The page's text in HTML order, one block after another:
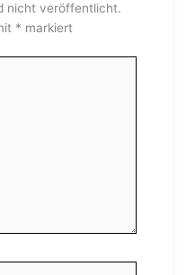
nicht veröffentlicht.
* markiert